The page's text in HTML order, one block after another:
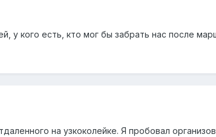
у кого есть, кто мог бы забрать нас после
на узкоколейке. Я пробовал